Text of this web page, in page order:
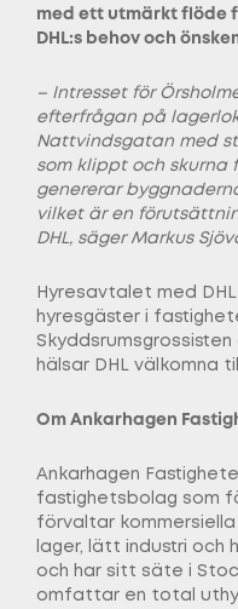
med ett utmärkt flöde
DHL:s behov och
– Intresset för
efterfrågan på
Nattvindsgatan med
som klippt och skurna
genererar
vilket är en
DHL, säger Markus
Hyresavtalet med
hyresgäster i
Skyddsrumsgrossisten
hälsar DHL välkomna
Om Ankarhagen
Ankarhagen
fastighetsbolag som
förvaltar
lager, lätt industri och
och har sitt säte i
omfattar en total